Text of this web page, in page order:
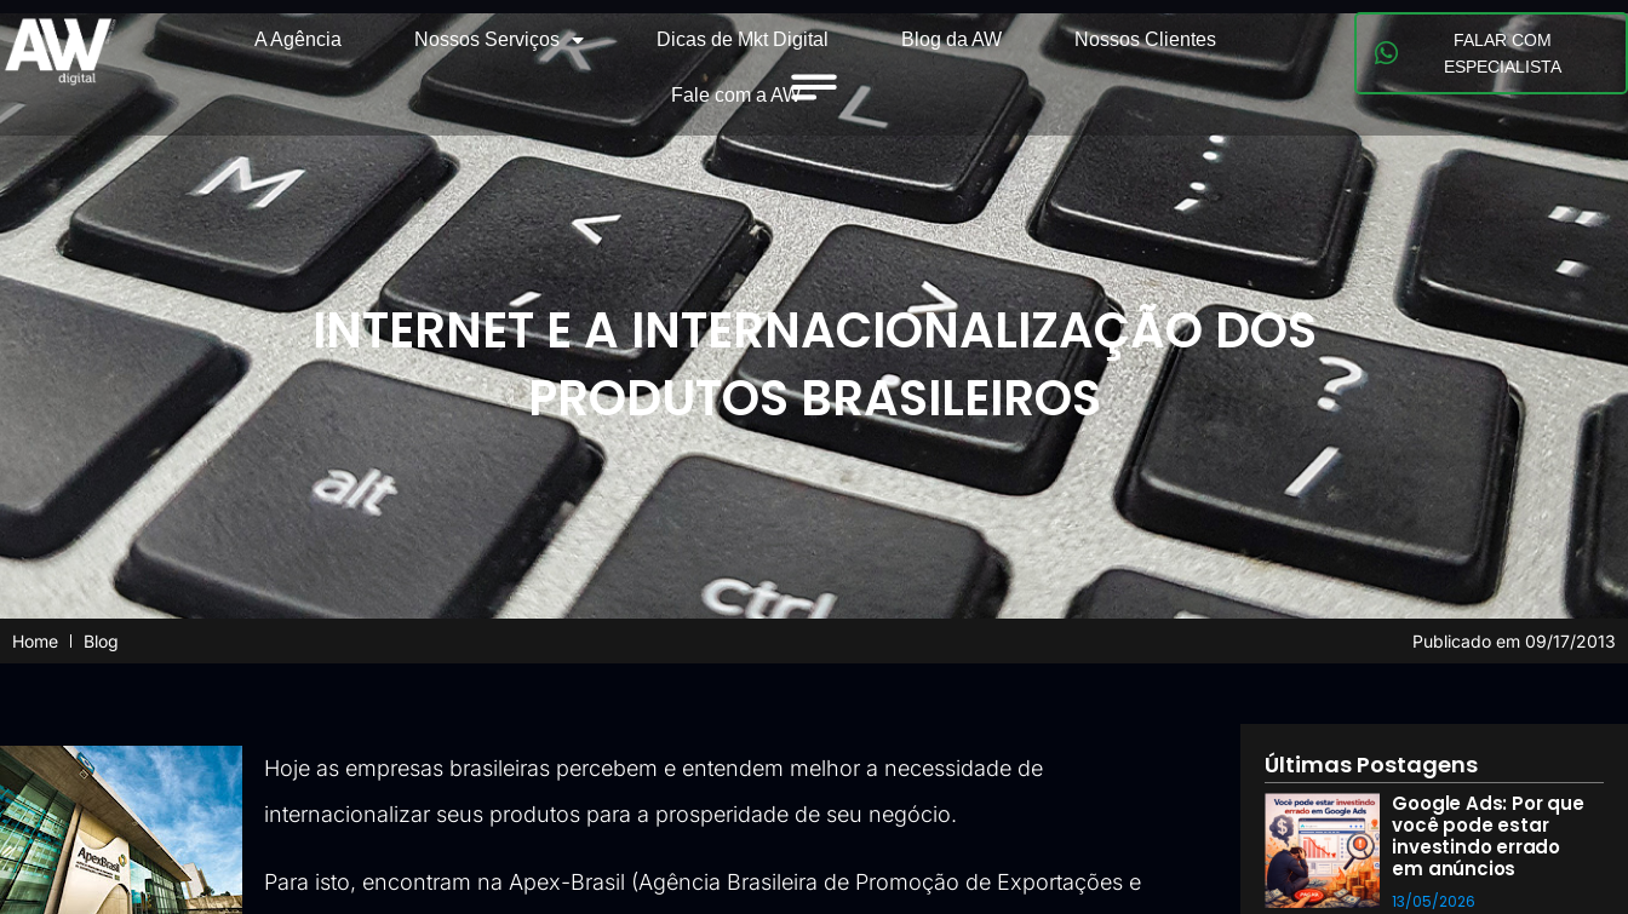
A Agência Nossos Serviços Dicas de Mkt Digital Blog da AW Nossos Clientes
Fale com a AW
FALAR COM
ESPECIALISTA
INTERNET E A INTERNACIONALIZAÇÃO DOS
PRODUTOS BRASILEIROS
Home Blog Publicado em 09/17/2013
Hoje as empresas brasileiras percebem e entendem melhor a necessidade de
internacionalizar seus produtos para a prosperidade de seu negócio.
Para isto, encontram na Apex-Brasil (Agência Brasileira de Promoção de Exportações e
Últimas Postagens
Google Ads: Por que
você pode estar
investindo errado
em anúncios
13/05/2026